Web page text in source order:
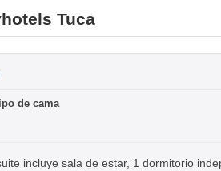
Tuca
de cama
incluye sala de estar, 1 dormitorio